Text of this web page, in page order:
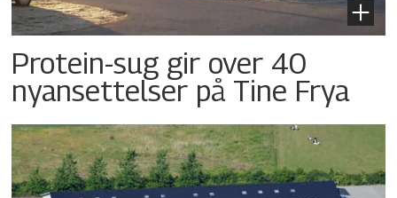
Protein-sug gir over 40
nyansettelser på Tine Frya